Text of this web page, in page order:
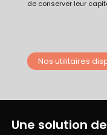
de conserver leur
Nos utilitaires
Une solution